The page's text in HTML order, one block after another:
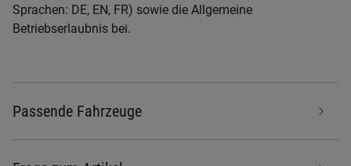
Sprachen: DE, EN, FR) sowie die Allgemeine
Betriebserlaubnis bei.
Passende Fahrzeuge